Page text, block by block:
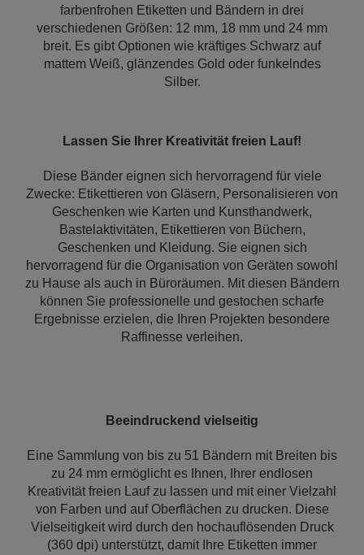
farbenfrohen Etiketten und Bändern in drei
verschiedenen Größen: 12 mm, 18 mm und 24 mm
breit. Es gibt Optionen wie kräftiges Schwarz auf
mattem Weiß, glänzendes Gold oder funkelndes
Silber.
Lassen Sie Ihrer Kreativität freien Lauf!
Diese Bänder eignen sich hervorragend für viele
Zwecke: Etikettieren von Gläsern, Personalisieren von
Geschenken wie Karten und Kunsthandwerk,
Bastelaktivitäten, Etikettieren von Büchern,
Geschenken und Kleidung. Sie eignen sich
hervorragend für die Organisation von Geräten sowohl
zu Hause als auch in Büroräumen. Mit diesen Bändern
können Sie professionelle und gestochen scharfe
Ergebnisse erzielen, die Ihren Projekten besondere
Raffinesse verleihen.
Beeindruckend vielseitig
Eine Sammlung von bis zu 51 Bändern mit Breiten bis
zu 24 mm ermöglicht es Ihnen, Ihrer endlosen
Kreativität freien Lauf zu lassen und mit einer Vielzahl
von Farben und auf Oberflächen zu drucken. Diese
Vielseitigkeit wird durch den hochauflösenden Druck
(360 dpi) unterstützt, damit Ihre Etiketten immer